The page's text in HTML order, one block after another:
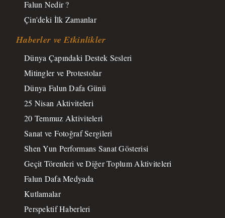
Falun Nedir ?
Çin'deki İlk Zamanlar
Haberler ve Etkinlikler
Dünya Çapındaki Destek Sesleri
Mitingler ve Protestolar
Dünya Falun Dafa Günü
25 Nisan Aktiviteleri
20 Temmuz Aktiviteleri
Sanat ve Fotoğraf Sergileri
Shen Yun Performans Sanat Gösterisi
Geçit Törenleri ve Diğer Toplum Aktiviteleri
Falun Dafa Medyada
Kutlamalar
Perspektif Haberleri